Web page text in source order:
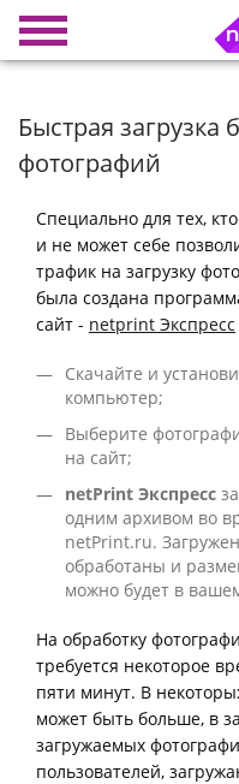
Быстрая загрузка
фотографий
Специально для тех,
и не может себе
трафик на загрузку
была создана
сайт - netprint Экспресс
Скачайте и
компьютер;
Выберите
на сайт;
netPrint Экспресс
одним архивом во
netPrint.ru.
обработаны и
можно будет в
На обработку
требуется некоторое
пяти минут. В
может быть больше, в
загружаемых
пользователей,